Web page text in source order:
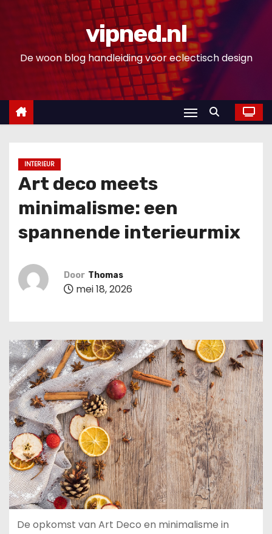
n
vipned.nl
De woon blog handleiding voor eclectisch design
INTERIEUR
Art deco meets
minimalisme: een
spannende interieurmix
Door Thomas
mei 18, 2026
De opkomst van Art Deco en minimalisme in